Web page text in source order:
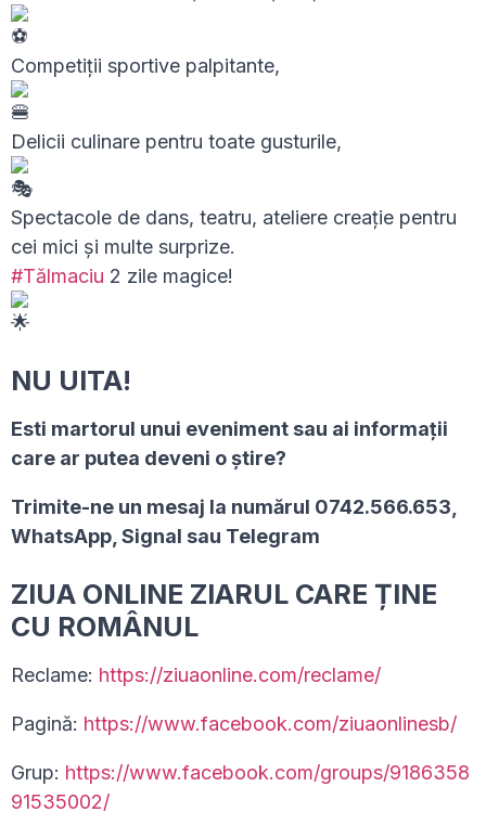
Competiții sportive palpitante,
Delicii culinare pentru toate gusturile,
Spectacole de dans, teatru, ateliere creație pentru
cei mici și multe surprize.
#Tălmaciu 2 zile magice!
NU UITA!
Esti martorul unui eveniment sau ai informaţii
care ar putea deveni o ştire?
Trimite-ne un mesaj la numărul 0742.566.653,
WhatsApp, Signal sau Telegram
ZIUA ONLINE ZIARUL CARE ȚINE
CU ROMÂNUL
Reclame: https://ziuaonline.com/reclame/
Pagină: https://www.facebook.com/ziuaonlinesb/
Grup: https://www.facebook.com/groups/9186358
91535002/